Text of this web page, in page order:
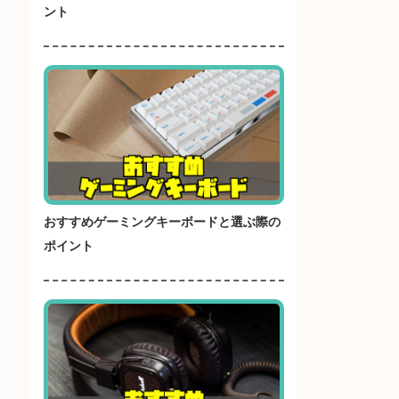
ント
おすすめゲーミングキーボードと選ぶ際の
ポイント